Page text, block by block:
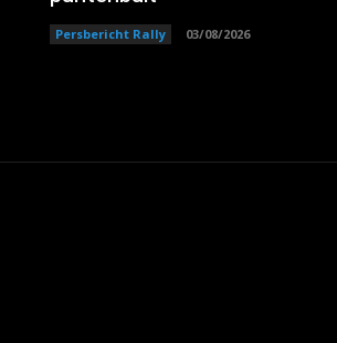
Persbericht Rally 03/08/2026